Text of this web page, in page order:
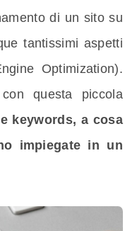
di un sito su
tantissimi aspetti
Optimization).
questa piccola
keywords, a cosa
impiegate in un